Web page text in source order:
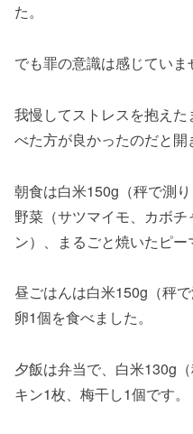
た。
でも罪の意識は感じていま
我慢してストレスを抱え
べた方が良かったのだと開
朝食は白米150g（秤で測
野菜（サツマイモ、カボ
ン）、まるごと焼いたピー
昼ごはんは白米150g（秤
卵1個を食べました。
夕飯は弁当で、白米130g
キン1枚、梅干し1個です。